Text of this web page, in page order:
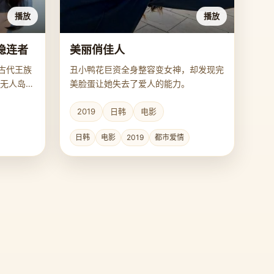
播放
连者
代王族
人岛上
播放
美丽俏佳人
丑小鸭花巨资全身整容变女神，却发现完
美脸蛋让她失去了爱人的能力。
2019 日韩 电影
日韩 电影 2019 都市爱情